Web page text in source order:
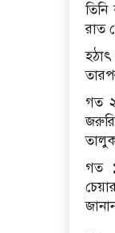
রাত
গত
গত